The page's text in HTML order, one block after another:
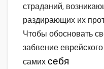
страданий,
раздирающих их
Чтобы обосновать
забвение
самихсебя